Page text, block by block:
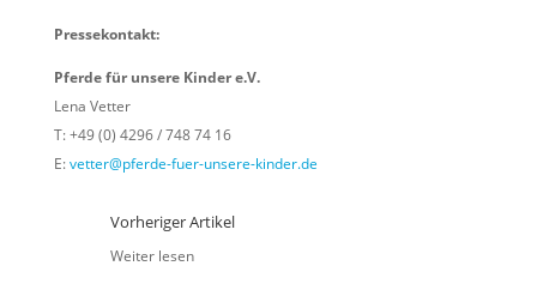
Pressekontakt:
Pferde für unsere Kinder e.V.
Lena Vetter
T: +49 (0) 4296 / 748 74 16
E:vetter@pferde-fuer-unsere-kinder.de
Vorheriger Artikel
Weiter lesen